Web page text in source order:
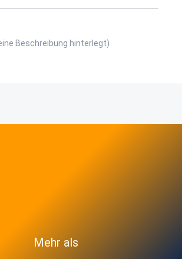
Beschreibung hinterlegt)
Mehr als